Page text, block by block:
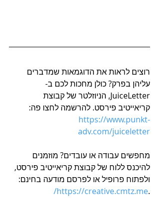
רוצים לראות את הדוגמאות שמדברים
עליהן בפרק? כולן מחכות לכם ב-
JuiceLetter, הניוזלטר של קבוצת
קריאייטיב פירסט. להרשמה לחצו פה:
https://www.punkt-
adv.com/juiceletter
מחפשים עבודה או עובדים? מוזמנים
להיכנס ללוח של קבוצת קריאייטיב פירסט,
ולפתוח פרופיל או לפרסם מודעה בחינם:
.
https://creative.cmtz.me/